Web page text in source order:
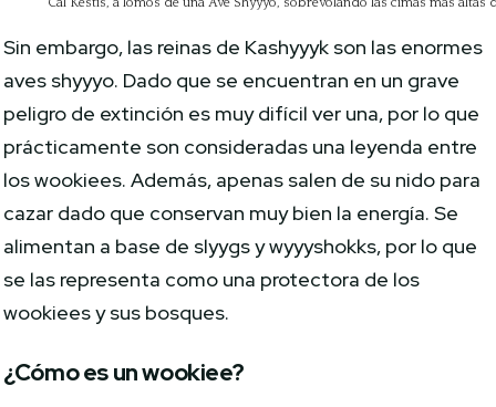
Sin embargo, las reinas de Kashyyyk son las enormes
aves shyyyo. Dado que se encuentran en un grave
peligro de extinción es muy difícil ver una, por lo que
prácticamente son consideradas una leyenda entre
los wookiees. Además, apenas salen de su nido para
cazar dado que conservan muy bien la energía. Se
alimentan a base de slyygs y wyyyshokks, por lo que
se las representa como una protectora de los
wookiees y sus bosques.
¿Cómo es un wookiee?